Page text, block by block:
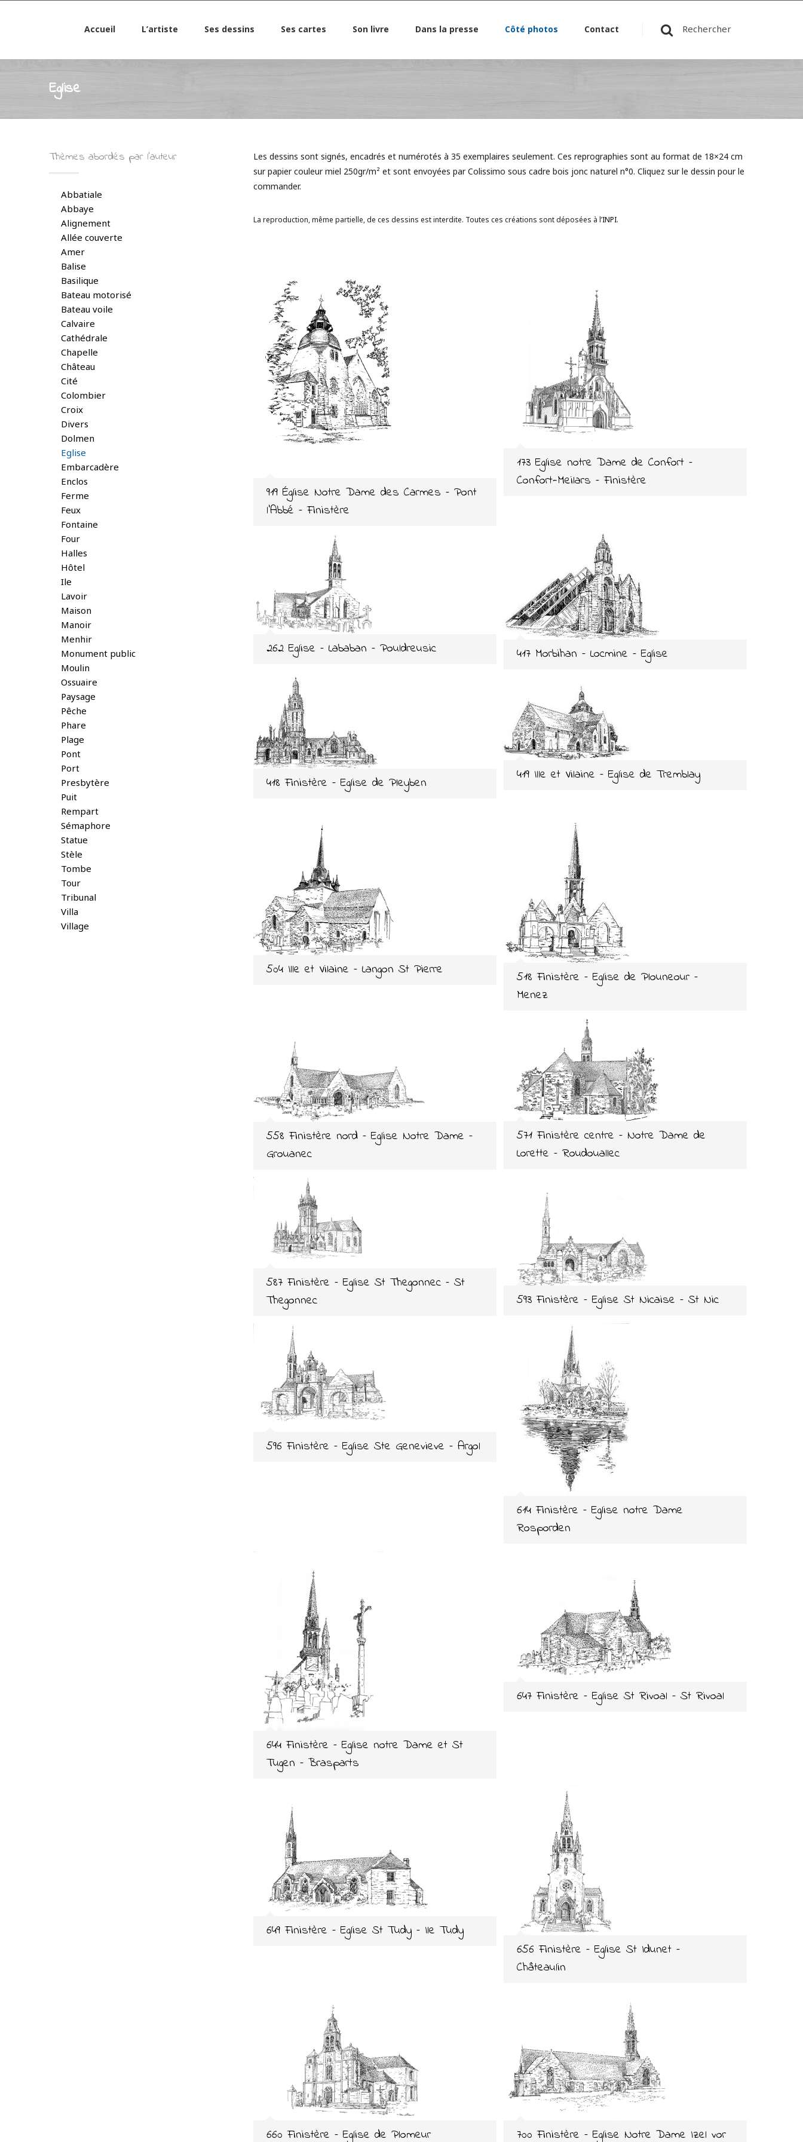
Accueil L’artiste Ses dessins Ses cartes Son livre Dans la presse Côté photos Contact Rechercher
Eglise
Les dessins sont signés, encadrés et numérotés à 35 exemplaires seulement. Ces reprographies sont au format de 18×24 cm
sur papier couleur miel 250gr/m² et sont envoyées par Colissimo sous cadre bois jonc naturel n°0. Cliquez sur le dessin pour le
commander.
La reproduction, même partielle, de ces dessins est interdite. Toutes ces créations sont déposées à l’INPI.
919 Église Notre Dame des Carmes – Pont
l’Abbé – Finistère
173 Eglise notre Dame de Confort –
Confort-Meilars – Finistère
262 Eglise – Lababan – Pouldreusic 417 Morbihan – Locmine – Eglise
418 Finistère – Eglise de Pleyben 419 Ille et Vilaine – Eglise de Tremblay
504 Ille et Vilaine – Langon St Pierre
518 Finistère – Eglise de Plouneour –
Menez
558 Finistère nord – Eglise Notre Dame –
Grouanec
571 Finistère centre – Notre Dame de
Lorette – Roudouallec
587 Finistère – Eglise St Thegonnec – St
Thegonnec
593 Finistère – Eglise St Nicaise – St Nic
596 Finistère – Eglise Ste Genevieve – Argol
614 Finistère – Eglise notre Dame
Rosporden
644 Finistère – Eglise notre Dame et St
Tugen – Brasparts
647 Finistère – Eglise St Rivoal – St Rivoal
649 Finistère – Eglise St Tudy – Ile Tudy
656 Finistère – Eglise St Idunet –
Châteaulin
660 Finistère – Eglise de Plomeur 700 Finistère – Eglise Notre Dame Izel vor
Thèmes abordés par l’auteur
Abbatiale
Abbaye
Alignement
Allée couverte
Amer
Balise
Basilique
Bateau motorisé
Bateau voile
Calvaire
Cathédrale
Chapelle
Château
Cité
Colombier
Croix
Divers
Dolmen
Eglise
Embarcadère
Enclos
Ferme
Feux
Fontaine
Four
Halles
Hôtel
Ile
Lavoir
Maison
Manoir
Menhir
Monument public
Moulin
Ossuaire
Paysage
Pêche
Phare
Plage
Pont
Port
Presbytère
Puit
Rempart
Sémaphore
Statue
Stèle
Tombe
Tour
Tribunal
Villa
Village